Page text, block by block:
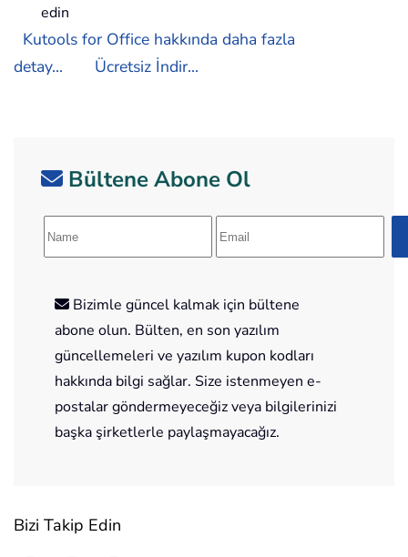
edin
Kutools for Office hakkında daha fazla
detay...
Ücretsiz İndir...
Bültene Abone Ol
Bizimle güncel kalmak için bültene
abone olun. Bülten, en son yazılım
güncellemeleri ve yazılım kupon kodları
hakkında bilgi sağlar. Size istenmeyen e-
postalar göndermeyeceğiz veya bilgilerinizi
başka şirketlerle paylaşmayacağız.
Bizi Takip Edin